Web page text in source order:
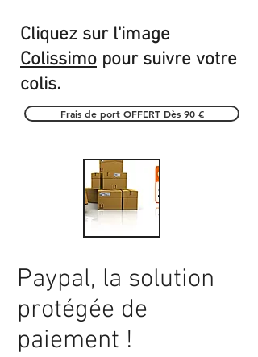
Cliquez sur l'image
Colissimo pour suivre votre
colis.
Frais de port OFFERT Dès 90 €
Paypal, la solution
protégée de
paiement !